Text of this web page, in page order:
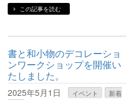
この記事を読む
書と和小物のデコレーショ
ンワークショップを開催い
たしました。
2025年5月1日 イベント
新着